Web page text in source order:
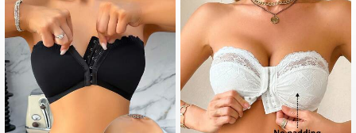
4.93 1.1M 팔로워
4.93 1.1M 팔로워
1.1M 팔로워